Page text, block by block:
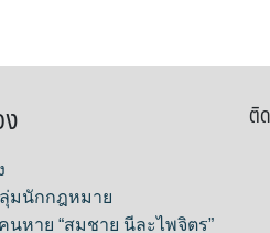
ลุ่มนักกฎหมาย
หาย “สมชาย นีละไพจิตร”
ติ